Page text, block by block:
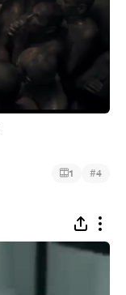
1 #4